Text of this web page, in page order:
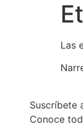
Las
Suscríbete
Conoce